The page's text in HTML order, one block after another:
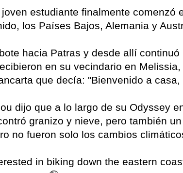
estudiante finalmente comenzó
los Países Bajos, Alemania y
hacia Patras y desde allí
en su vecindario en
que decía: "Bienvenido a
dijo que a lo largo de su Odyssey
granizo y nieve, pero también
no fueron solo los cambios
in biking down the eastern